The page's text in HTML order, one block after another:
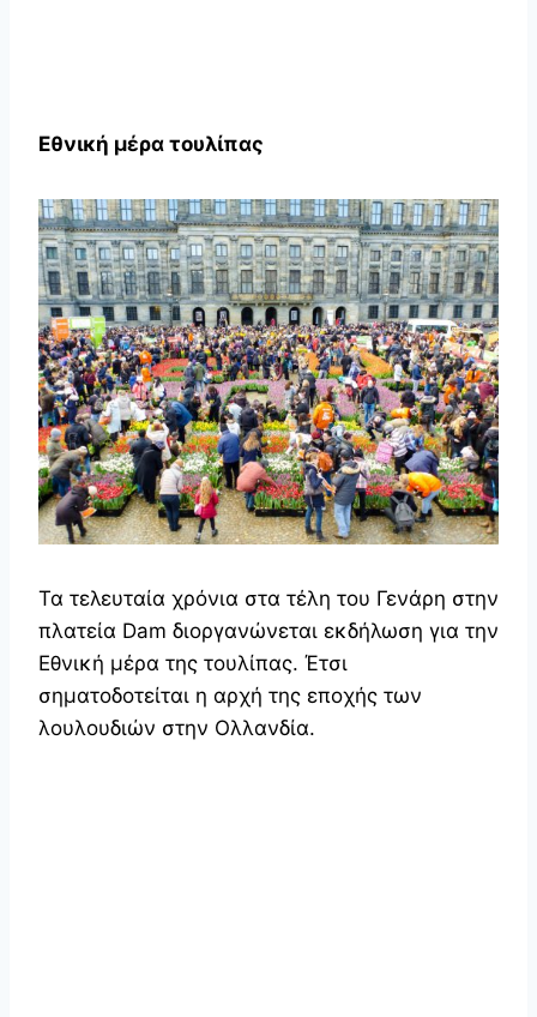
Εθνική μέρα τουλίπας
Τα τελευταία χρόνια στα τέλη του Γενάρη στην
πλατεία Dam διοργανώνεται εκδήλωση για την
Εθνική μέρα της τουλίπας. Έτσι
σηματοδοτείται η αρχή της εποχής των
λουλουδιών στην Ολλανδία.